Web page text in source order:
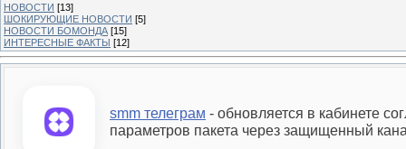
НОВОСТИ [13]
ШОКИРУЮЩИЕ НОВОСТИ [5]
НОВОСТИ БОМОНДА [15]
ИНТЕРЕСНЫЕ ФАКТЫ [12]
smm телеграм - обновляется в кабинете
параметров пакета через защищенный